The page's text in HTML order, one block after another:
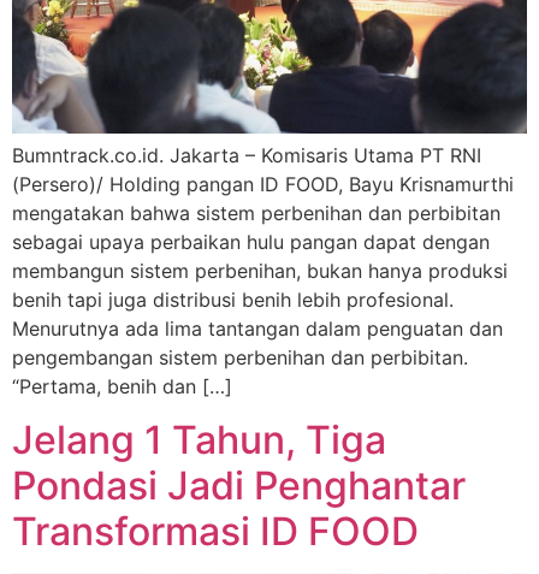
Bumntrack.co.id. Jakarta – Komisaris Utama PT RNI
(Persero)/ Holding pangan ID FOOD, Bayu Krisnamurthi
mengatakan bahwa sistem perbenihan dan perbibitan
sebagai upaya perbaikan hulu pangan dapat dengan
membangun sistem perbenihan, bukan hanya produksi
benih tapi juga distribusi benih lebih profesional.
Menurutnya ada lima tantangan dalam penguatan dan
pengembangan sistem perbenihan dan perbibitan.
“Pertama, benih dan […]
Jelang 1 Tahun, Tiga
Pondasi Jadi Penghantar
Transformasi ID FOOD